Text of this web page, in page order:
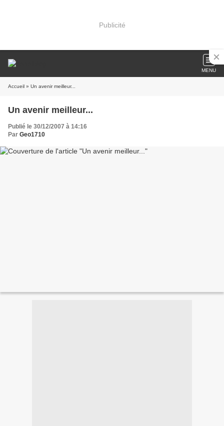
Publicité
MENU
Accueil » Un avenir meilleur...
Un avenir meilleur...
Publié le 30/12/2007 à 14:16
Par Geo1710